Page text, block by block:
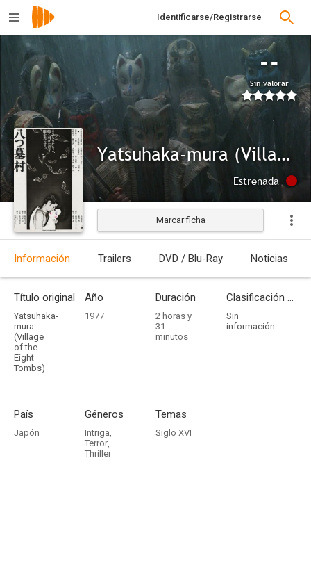
Identificarse/Registrarse
--
Sin valorar
Yatsuhaka-mura (Village of the Eight Tombs)
Estrenada
Marcar ficha
Información Trailers DVD / Blu-Ray Noticias
Título original
Yatsuhaka-
mura
(Village
of the
Eight
Tombs)
Año
1977
Duración
2 horas y
31
minutos
Clasificación por edades
Sin
información
País
Japón
Géneros
Intriga,
Terror,
Thriller
Temas
Siglo XVI